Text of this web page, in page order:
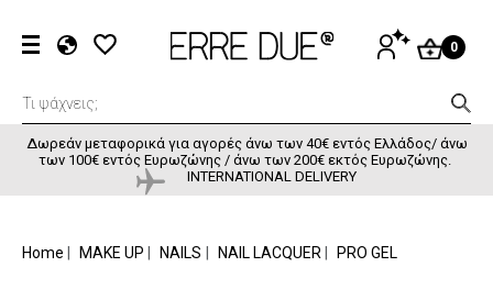
EN
FR
User
ΕΊΣΟΔΟΣ0
Δωρεάν μεταφορικά για αγορές άνω των 40€ εντός Ελλάδος/ άνω
των 100€ εντός Ευρωζώνης / άνω των 200€ εκτός Ευρωζώνης.
INTERNATIONAL DELIVERY
BREADCRUMB
Home MAKE UP NAILS NAIL LACQUER PRO GEL